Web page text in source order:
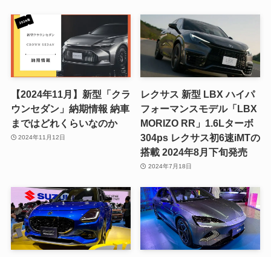
【2024年11月】新型「クラ
ウンセダン」納期情報 納車
まではどれくらいなのか
2024年11月12日
レクサス 新型 LBX ハイパ
フォーマンスモデル「LBX
MORIZO RR」1.6Lターボ
304ps レクサス初6速iMTの
搭載 2024年8月下旬発売
2024年7月18日